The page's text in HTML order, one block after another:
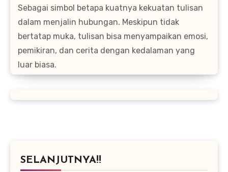
Sebagai simbol betapa kuatnya kekuatan tulisan
dalam menjalin hubungan. Meskipun tidak
bertatap muka, tulisan bisa menyampaikan emosi,
pemikiran, dan cerita dengan kedalaman yang
luar biasa.
SELANJUTNYA!!